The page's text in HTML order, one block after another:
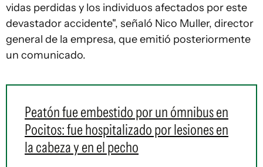
vidas perdidas y los individuos afectados por este
devastador accidente", señaló Nico Muller, director
general de la empresa, que emitió posteriormente
un comunicado.
Peatón fue embestido por un ómnibus en
Pocitos: fue hospitalizado por lesiones en
la cabeza y en el pecho